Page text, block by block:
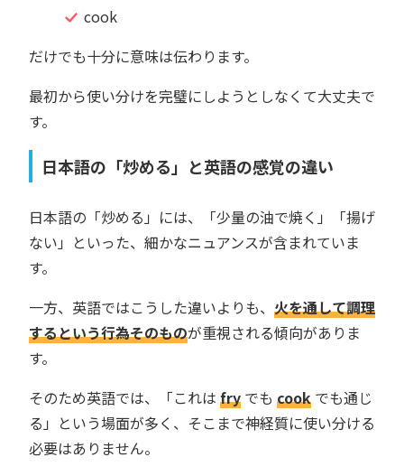
cook
だけでも十分に意味は伝わります。
最初から使い分けを完璧にしようとしなくて大丈夫で
す。
日本語の「炒める」と英語の感覚の違い
日本語の「炒める」には、「少量の油で焼く」「揚げ
ない」といった、細かなニュアンスが含まれていま
す。
一方、英語ではこうした違いよりも、 火を通して調理
するという行為そのものが重視される傾向がありま
す。
そのため英語では、「これは fry でも cook でも通じ
る」という場面が多く、そこまで神経質に使い分ける
必要はありません。